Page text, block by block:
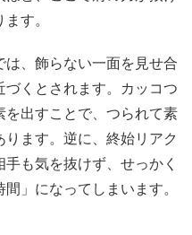
す。
、飾らない一面を見せ合
づくとされます。カッコつ
を出すことで、つられて素
ます。逆に、終始リアク
も気を抜けず、せっかく
」になってしまいます。